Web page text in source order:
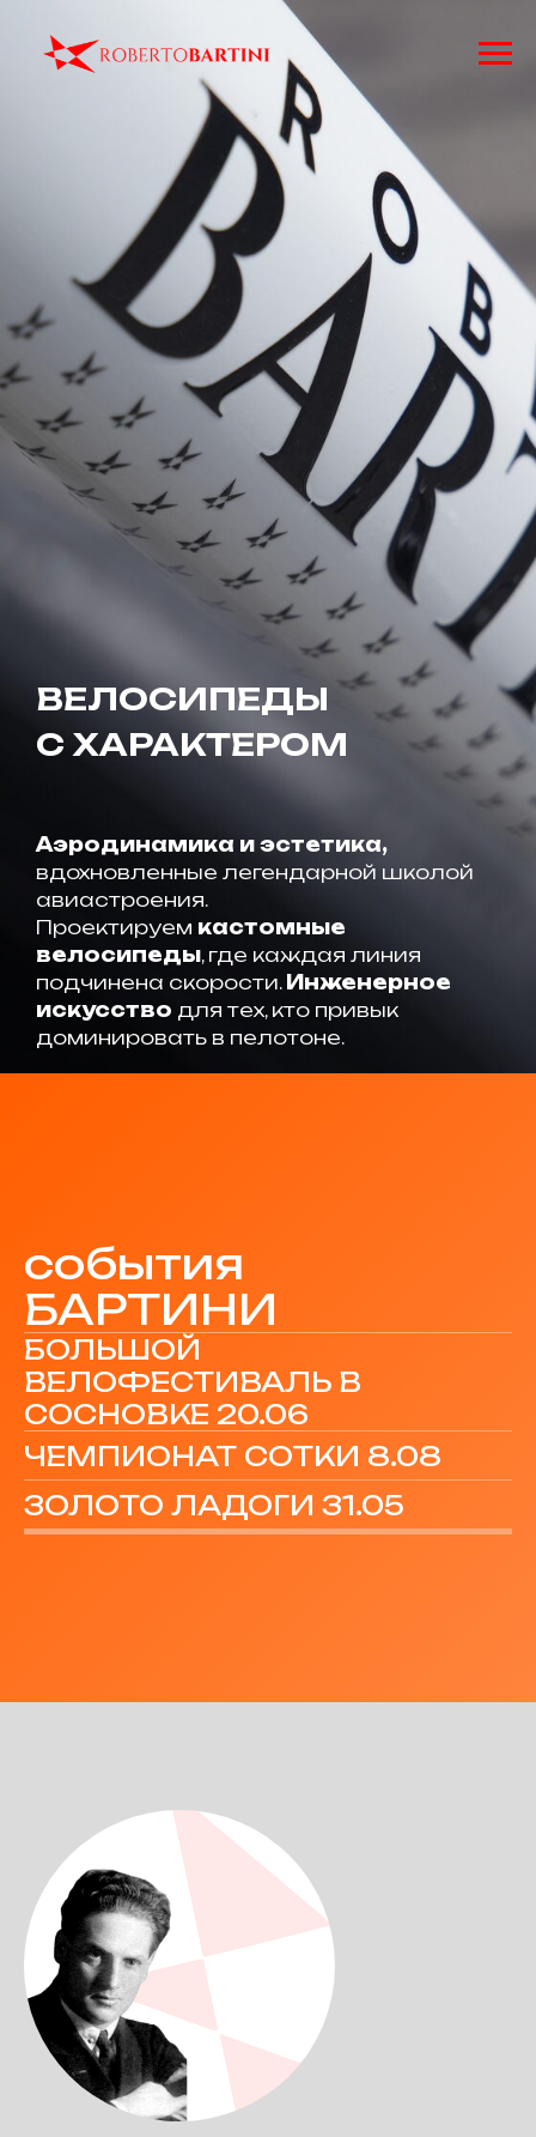
ВЕЛОСИПЕДЫ
С ХАРАКТЕРОМ
Аэродинамика и эстетика,
вдохновленные легендарной школой
авиастроения.
Проектируем кастомные
велосипеды, где каждая линия
подчинена скорости. Инженерное
искусство для тех, кто привык
доминировать в пелотоне.
события
БАРТИНИ
БОЛЬШОЙ
ВЕЛОФЕСТИВАЛЬ В
СОСНОВКЕ 20.06
ЧЕМПИОНАТ СОТКИ 8.08
ЗОЛОТО ЛАДОГИ 31.05